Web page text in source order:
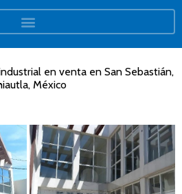
en venta en San Sebastián,
México